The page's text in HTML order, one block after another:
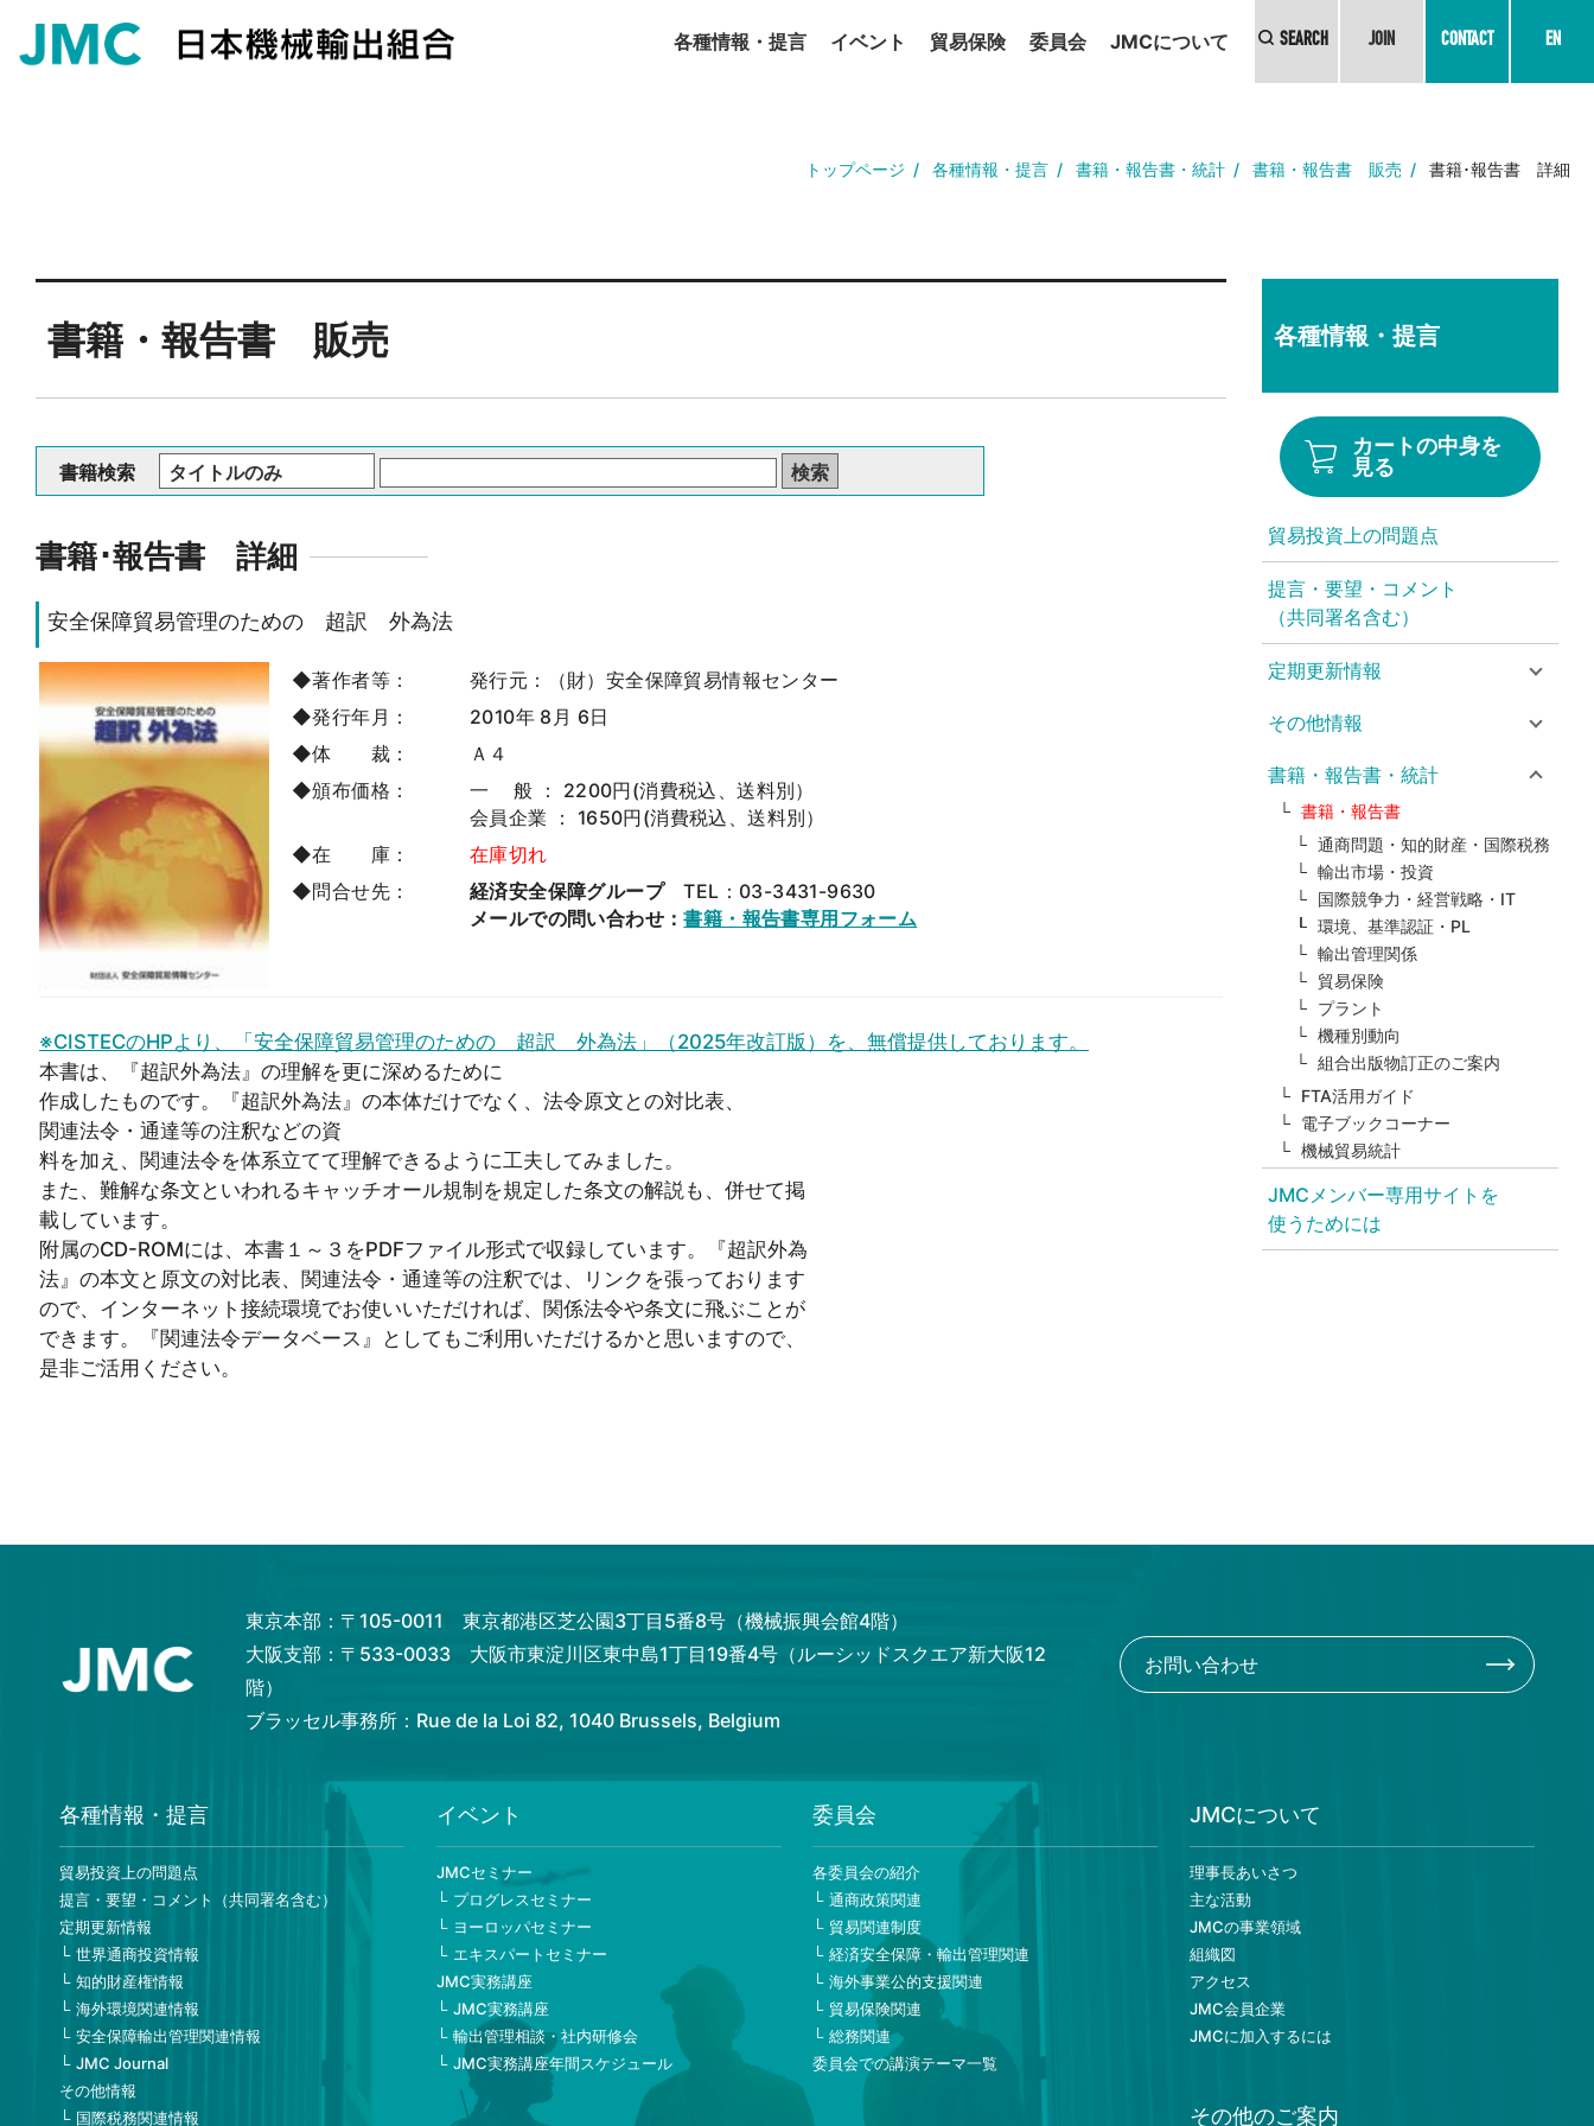
各種情報・提言 イベント 貿易保険 委員会 JMCについて SEARCH JOIN CONTACT EN
トップページ 各種情報・提言 書籍・報告書・統計 書籍・報告書 販売 書籍･報告書 詳細
書籍・報告書 販売
書籍検索
書籍･報告書 詳細
安全保障貿易管理のための 超訳 外為法
◆著作者等：
発行元：（財）安全保障貿易情報センター
◆発行年月：
2010年 8月 6日
◆体 裁：
Ａ４
◆頒布価格：
一 般 ： 2200円(消費税込、送料別）
会員企業 ： 1650円(消費税込、送料別）
◆在 庫：
在庫切れ
◆問合せ先：
経済安全保障グループTEL：03-3431-9630
メールでの問い合わせ：書籍・報告書専用フォーム
※CISTECのHPより、「安全保障貿易管理のための 超訳 外為法」（2025年改訂版）を、無償提供しております。
本書は、『超訳外為法』の理解を更に深めるために
作成したものです。『超訳外為法』の本体だけでなく、法令原文との対比表、
関連法令・通達等の注釈などの資
料を加え、関連法令を体系立てて理解できるように工夫してみました。
また、難解な条文といわれるキャッチオール規制を規定した条文の解説も、併せて掲
載しています。
附属のCD-ROMには、本書１～３をPDFファイル形式で収録しています。『超訳外為
法』の本文と原文の対比表、関連法令・通達等の注釈では、リンクを張っております
ので、インターネット接続環境でお使いいただければ、関係法令や条文に飛ぶことが
できます。『関連法令データベース』としてもご利用いただけるかと思いますので、
是非ご活用ください。
各種情報・提言
カートの中身を
見る
貿易投資上の問題点
提言・要望・コメント
（共同署名含む）
定期更新情報
その他情報
書籍・報告書・統計
書籍・報告書
通商問題・知的財産・国際税務
輸出市場・投資
国際競争力・経営戦略・IT
環境、基準認証・PL
輸出管理関係
貿易保険
プラント
機種別動向
組合出版物訂正のご案内
FTA活用ガイド
電子ブックコーナー
機械貿易統計
JMCメンバー専用サイトを
使うためには
東京本部：〒105-0011 東京都港区芝公園3丁目5番8号（機械振興会館4階）
大阪支部：〒533-0033 大阪市東淀川区東中島1丁目19番4号（ルーシッドスクエア新大阪12
階）
ブラッセル事務所：Rue de la Loi 82, 1040 Brussels, Belgium
お問い合わせ
各種情報・提言
貿易投資上の問題点
提言・要望・コメント（共同署名含む）
定期更新情報
世界通商投資情報
知的財産権情報
海外環境関連情報
安全保障輸出管理関連情報
JMC Journal
その他情報
国際税務関連情報
イベント
JMCセミナー
プログレスセミナー
ヨーロッパセミナー
エキスパートセミナー
JMC実務講座
JMC実務講座
輸出管理相談・社内研修会
JMC実務講座年間スケジュール
委員会
各委員会の紹介
通商政策関連
貿易関連制度
経済安全保障・輸出管理関連
海外事業公的支援関連
貿易保険関連
総務関連
委員会での講演テーマ一覧
JMCについて
理事長あいさつ
主な活動
JMCの事業領域
組織図
アクセス
JMC会員企業
JMCに加入するには
その他のご案内